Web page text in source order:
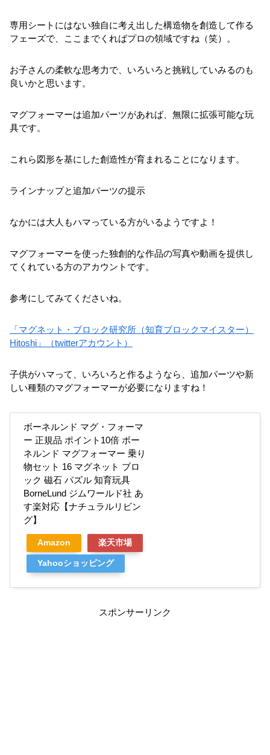
専用シートにはない独自に考え出した構造物を創造して作る
フェーズで、ここまでくればプロの領域ですね（笑）。
お子さんの柔軟な思考力で、いろいろと挑戦していみるのも
良いかと思います。
マグフォーマーは追加パーツがあれば、無限に拡張可能な玩
具です。
これら図形を基にした創造性が育まれることになります。
ラインナップと追加パーツの提示
なかには大人もハマっている方がいるようですよ！
マグフォーマーを使った独創的な作品の写真や動画を提供し
てくれている方のアカウントです。
参考にしてみてくださいね。
「マグネット・ブロック研究所（知育ブロックマイスター）
Hitoshi」（twitterアカウント）
子供がハマって、いろいろと作るようなら、追加パーツや新
しい種類のマグフォーマーが必要になりますね！
ボーネルンド マグ・フォーマ
ー 正規品 ポイント10倍 ボー
ネルンド マグフォーマー 乗り
物セット 16 マグネット ブロ
ック 磁石 パズル 知育玩具
BorneLund ジムワールド社 あ
す楽対応【ナチュラルリビン
グ】
Amazon 楽天市場
Yahooショッピング
スポンサーリンク